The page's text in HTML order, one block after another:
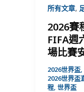
所有文章,
2026賽
FIFA週
場比賽
2026世界盃
2026世界盃
程 世界盃